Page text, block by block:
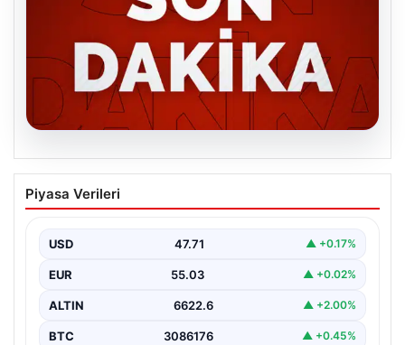
MGK’den 8 maddelik kritik bildiri: Dikkat
çeken ‘Terörsüz Bölge’ vurgusu
Piyasa Verileri
USD 47.71 ▲ +0.17%
EUR 55.03 ▲ +0.02%
ALTIN 6622.6 ▲ +2.00%
BTC 3086176 ▲ +0.45%